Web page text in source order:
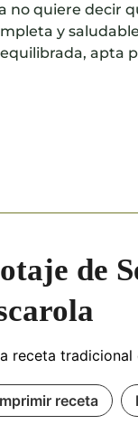
no quiere decir
y
apta
de
receta
receta